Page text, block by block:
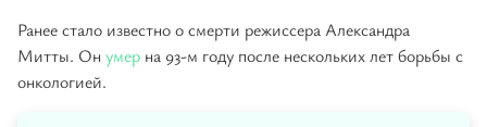
Ранее стало известно о смерти режиссера Александра
Митты. Он умер на 93-м году после нескольких лет борьбы с
онкологией.